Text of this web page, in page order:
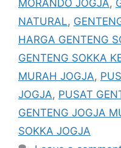
MORANDO JOGJA,
NATURAL,
HARGA GENTENG
GENTENG SOKKA
MURAH JOGJA,
JOGJA, PUSAT
GENTENG JOGJA
SOKKA JOGJA